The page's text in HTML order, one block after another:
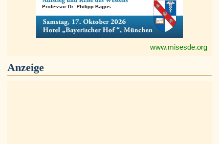
www.misesde.org
Anzeige